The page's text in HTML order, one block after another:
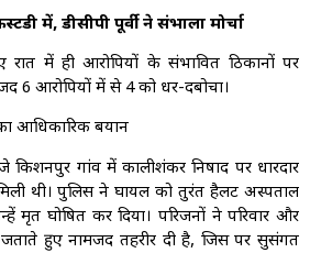
में, डीसीपी पूर्वी ने संभाला मोर्चा
रात में ही आरोपियों के संभावित ठिकानों पर
6 आरोपियों में से 4 को धर-दबोचा।
का आधिकारिक बयान
किशनपुर गांव में कालीशंकर निषाद पर धारदार
थी। पुलिस ने घायल को तुरंत हैलट अस्पताल
मृत घोषित कर दिया। परिजनों ने परिवार और
हुए नामजद तहरीर दी है, जिस पर सुसंगत